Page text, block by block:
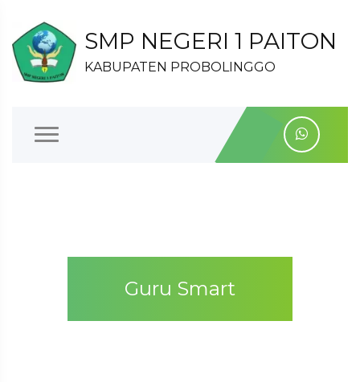
SMP NEGERI 1 PAITON
KABUPATEN PROBOLINGGO
Guru Smart